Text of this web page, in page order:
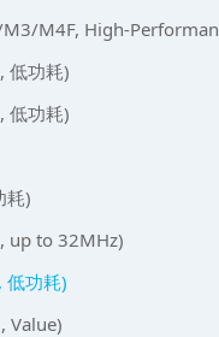
M4F, High-
低功耗)
低功耗)
耗)
up to 32MHz)
低功耗)
Value)